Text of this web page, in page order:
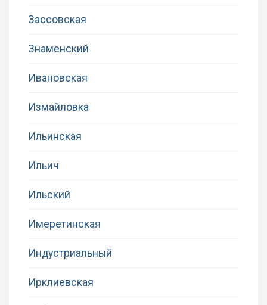
Зассовская
Знаменский
Ивановская
Измайловка
Ильинская
Ильич
Ильский
Имеретинская
Индустриальный
Ирклиевская